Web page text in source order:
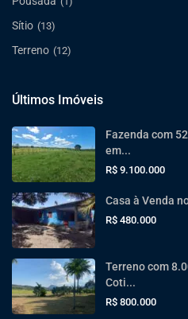
Sítio (13)
Terreno (12)
Últimos Imóveis
Fazenda com
em...
R$ 9.100.000
Casa à Venda
R$ 480.000
Terreno com
Coti...
R$ 800.000